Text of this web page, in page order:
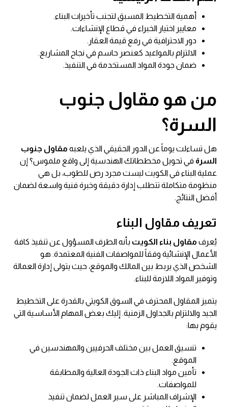
أهمية التخطيط المسبق لتجنب تأخيرات البناء.
معايير اختيار الخبراء في قطاع الإنشاءات.
دور الاحترافية في رفع قيمة العقار.
الالتزام بالمواعيد كعنصر حاسم في نجاح المشاريع.
ضمان جودة المواد المستخدمة في التنفيذ.
من هو مقاول جنوب
السرة؟
هل تساءلت يوماً عن الدور الحقيقي الذي يلعبه مقاول جنوب
السرة في تحويل مخططاتك الهندسية إلى واقع ملموس؟ إن
عملية البناء في الكويت ليست مجرد رص للطوب، بل هي
منظومة متكاملة تتطلب إدارة دقيقة وخبرة فنية واسعة لضمان
أفضل النتائج.
تعريف مقاول البناء
يُعرف مقاول بناء الكويت بأنه الطرف المسؤول عن تنفيذ كافة
الأعمال الإنشائية وفقاً للمواصفات الفنية المعتمدة. هو
الشخص الذي يربط بين المالك والموقع، حيث يتولى إدارة العمالة
وتوفير المواد اللازمة للبناء.
يتميز المقاول المحترف في السوق الكويتي بالقدرة على التخطيط
الجيد والالتزام بالجداول الزمنية. إليك بعض المهام الأساسية التي
يقوم بها:
تنسيق العمل بين مختلف الحرفيين والمهندسين في
الموقع.
تأمين مواد البناء ذات الجودة العالية والمطابقة
للمواصفات.
الإشراف المباشر على سير العمل لضمان تنفيذ